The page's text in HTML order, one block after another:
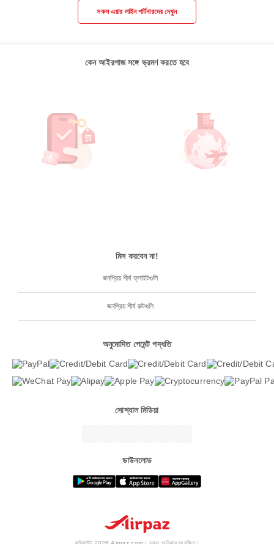
সকল এয়ার লাইন পার্টনারদের দেখুন
কেন আইরপাজ সঙ্গে ভ্রমণ করতে হবে
মিস করবেন না!
জনপ্রিয় শীর্ষ ফ্লাইটগুলি
জনপ্রিয় শীর্ষ রুটগুলি
অনুমোদিত পেমেন্ট পদ্ধতি
সোশ্যাল মিডিয়া
ডাউনলোড